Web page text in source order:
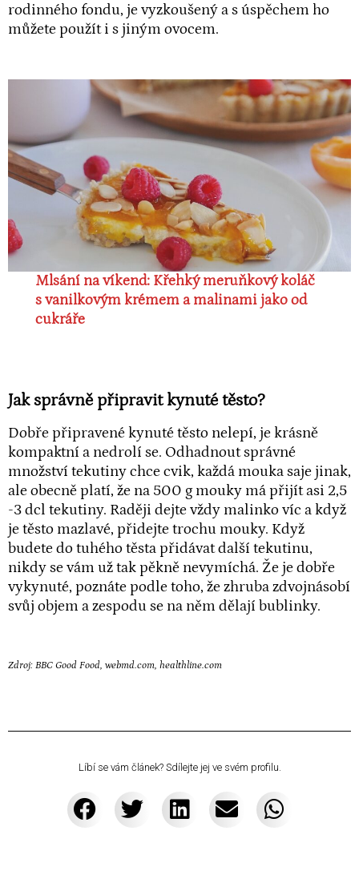
rodinného fondu, je vyzkoušený a s úspěchem ho
můžete použít i s jiným ovocem.
Mlsání na víkend: Křehký meruňkový koláč
s vanilkovým krémem a malinami jako od
cukráře
Jak správně připravit kynuté těsto?
Dobře připravené kynuté těsto nelepí, je krásně
kompaktní a nedrolí se. Odhadnout správné
množství tekutiny chce cvik, každá mouka saje jinak,
ale obecně platí, že na 500 g mouky má přijít asi 2,5
-3 dcl tekutiny. Raději dejte vždy malinko víc a když
je těsto mazlavé, přidejte trochu mouky. Když
budete do tuhého těsta přidávat další tekutinu,
nikdy se vám už tak pěkně nevymíchá. Že je dobře
vykynuté, poznáte podle toho, že zhruba zdvojnásobí
svůj objem a zespodu se na něm dělají bublinky.
Zdroj: BBC Good Food, webmd.com, healthline.com
Líbí se vám článek? Sdílejte jej ve svém profilu.